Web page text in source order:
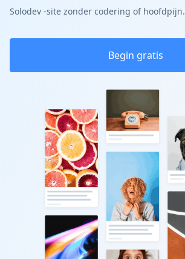
Solodev -site zonder codering of hoofdpijn.
Begin gratis